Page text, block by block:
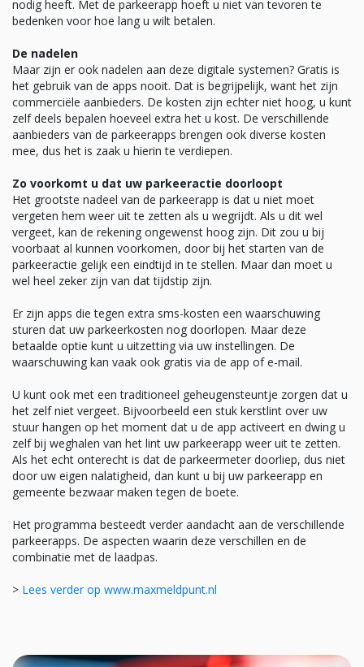
nodig heeft. Met de parkeerapp hoeft u niet van tevoren te
bedenken voor hoe lang u wilt betalen.
De nadelen
Maar zijn er ook nadelen aan deze digitale systemen? Gratis is
het gebruik van de apps nooit. Dat is begrijpelijk, want het zijn
commerciële aanbieders. De kosten zijn echter niet hoog, u kunt
zelf deels bepalen hoeveel extra het u kost. De verschillende
aanbieders van de parkeerapps brengen ook diverse kosten
mee, dus het is zaak u hierin te verdiepen.
Zo voorkomt u dat uw parkeeractie doorloopt
Het grootste nadeel van de parkeerapp is dat u niet moet
vergeten hem weer uit te zetten als u wegrijdt. Als u dit wel
vergeet, kan de rekening ongewenst hoog zijn. Dit zou u bij
voorbaat al kunnen voorkomen, door bij het starten van de
parkeeractie gelijk een eindtijd in te stellen. Maar dan moet u
wel heel zeker zijn van dat tijdstip zijn.
Er zijn apps die tegen extra sms-kosten een waarschuwing
sturen dat uw parkeerkosten nog doorlopen. Maar deze
betaalde optie kunt u uitzetting via uw instellingen. De
waarschuwing kan vaak ook gratis via de app of e-mail.
U kunt ook met een traditioneel geheugensteuntje zorgen dat u
het zelf niet vergeet. Bijvoorbeeld een stuk kerstlint over uw
stuur hangen op het moment dat u de app activeert en dwing u
zelf bij weghalen van het lint uw parkeerapp weer uit te zetten.
Als het echt onterecht is dat de parkeermeter doorliep, dus niet
door uw eigen nalatigheid, dan kunt u bij uw parkeerapp en
gemeente bezwaar maken tegen de boete.
Het programma besteedt verder aandacht aan de verschillende
parkeerapps. De aspecten waarin deze verschillen en de
combinatie met de laadpas.
> Lees verder op www.maxmeldpunt.nl